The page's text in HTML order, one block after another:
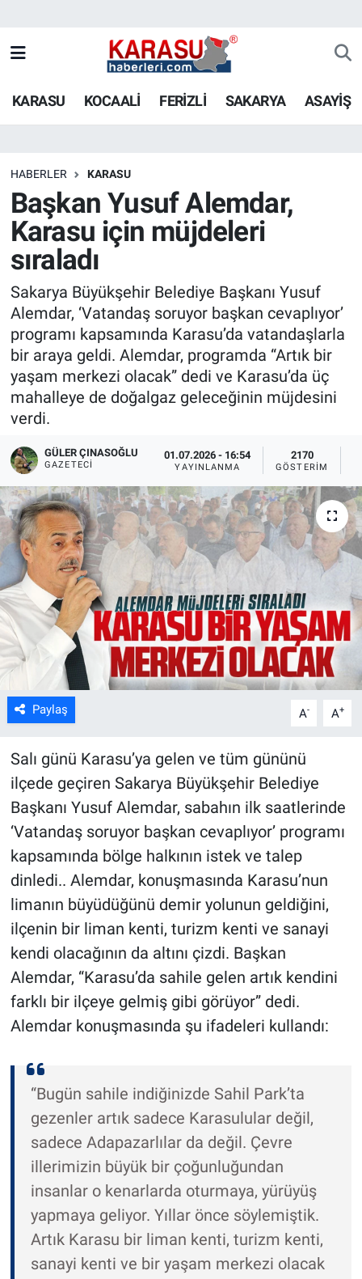
KARASU KOCAALİ FERİZLİ SAKARYA ASAYİŞ
HABERLER KARASU
Başkan Yusuf Alemdar,
Karasu için müjdeleri
sıraladı
Sakarya Büyükşehir Belediye Başkanı Yusuf
Alemdar, ‘Vatandaş soruyor başkan cevaplıyor’
programı kapsamında Karasu’da vatandaşlarla
bir araya geldi. Alemdar, programda “Artık bir
yaşam merkezi olacak” dedi ve Karasu’da üç
mahalleye de doğalgaz geleceğinin müjdesini
verdi.
GÜLER ÇINASOĞLU
GAZETECI
01.07.2026 - 16:54
YAYINLANMA
2170
GÖSTERIM
Paylaş A- A+
Salı günü Karasu’ya gelen ve tüm gününü
ilçede geçiren Sakarya Büyükşehir Belediye
Başkanı Yusuf Alemdar, sabahın ilk saatlerinde
‘Vatandaş soruyor başkan cevaplıyor’ programı
kapsamında bölge halkının istek ve talep
dinledi.. Alemdar, konuşmasında Karasu’nun
limanın büyüdüğünü demir yolunun geldiğini,
ilçenin bir liman kenti, turizm kenti ve sanayi
kendi olacağının da altını çizdi. Başkan
Alemdar, “Karasu’da sahile gelen artık kendini
farklı bir ilçeye gelmiş gibi görüyor” dedi.
Alemdar konuşmasında şu ifadeleri kullandı:
“Bugün sahile indiğinizde Sahil Park’ta
gezenler artık sadece Karasulular değil,
sadece Adapazarlılar da değil. Çevre
illerimizin büyük bir çoğunluğundan
insanlar o kenarlarda oturmaya, yürüyüş
yapmaya geliyor. Yıllar önce söylemiştik.
Artık Karasu bir liman kenti, turizm kenti,
sanayi kenti ve bir yaşam merkezi olacak